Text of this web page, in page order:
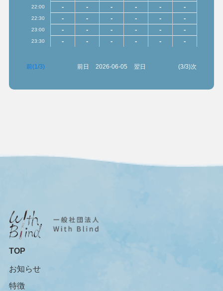
22:00 - - - - - -
22:30 - - - - - -
23:00 - - - - - -
23:30 - - - - - -
前(1/3) 前日 2026-06-05 翌日 (3/3)次
TOP
お知らせ
特徴